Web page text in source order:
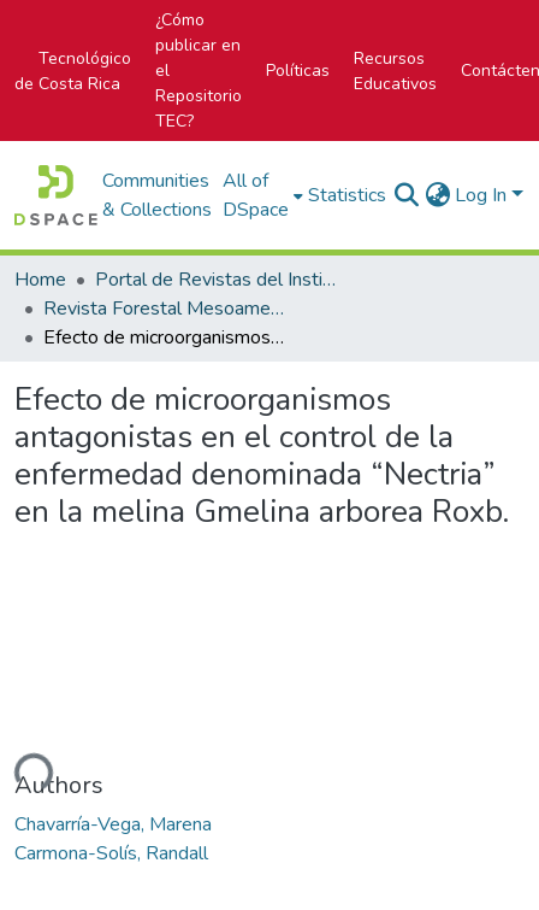
Tecnológico
de Costa Rica
¿Cómo
publicar en
el
Repositorio
TEC?
Políticas
Recursos
Educativos
Communities
& Collections
All of
DSpace
Statistics Log In
Home
Portal de Revistas del Instituto Tecnológico de Costa Rica
Revista Forestal Mesoamericana Kurú
Efecto de microorganismos antagonistas en el control de la enfermedad denominada “Nectria” en la melina Gmelina arborea Roxb.
Efecto de microorganismos
antagonistas en el control de la
enfermedad denominada “Nectria”
en la melina Gmelina arborea Roxb.
Authors
Chavarría-Vega, Marena
Carmona-Solís, Randall